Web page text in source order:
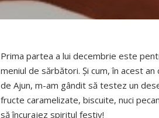
Prima partea a lui decembrie este
meniul de sărbători. Şi cum, în acest
de Ajun, m-am gândit să testez un
fructe caramelizate, biscuite, nuci
să încurajez spiritul festiv!